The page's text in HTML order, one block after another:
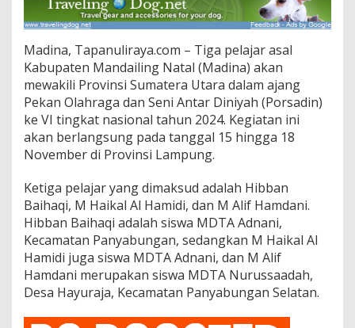
Madina, Tapanuliraya.com – Tiga pelajar asal
Kabupaten Mandailing Natal (Madina) akan
mewakili Provinsi Sumatera Utara dalam ajang
Pekan Olahraga dan Seni Antar Diniyah (Porsadin)
ke VI tingkat nasional tahun 2024. Kegiatan ini
akan berlangsung pada tanggal 15 hingga 18
November di Provinsi Lampung.
Ketiga pelajar yang dimaksud adalah Hibban
Baihaqi, M Haikal Al Hamidi, dan M Alif Hamdani.
Hibban Baihaqi adalah siswa MDTA Adnani,
Kecamatan Panyabungan, sedangkan M Haikal Al
Hamidi juga siswa MDTA Adnani, dan M Alif
Hamdani merupakan siswa MDTA Nurussaadah,
Desa Hayuraja, Kecamatan Panyabungan Selatan.